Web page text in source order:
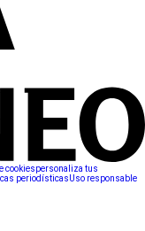
cookiespersonaliza tus
periodísticasUso responsable